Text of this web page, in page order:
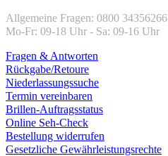
Allgemeine Fragen: 0800 34356266
Mo-Fr: 09-18 Uhr - Sa: 09-16 Uhr
Fragen & Antworten
Rückgabe/Retoure
Niederlassungssuche
Termin vereinbaren
Brillen-Auftragsstatus
Online Seh-Check
Bestellung widerrufen
Gesetzliche Gewährleistungsrechte